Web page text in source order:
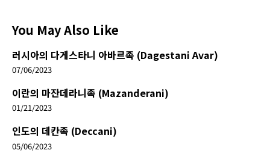
You May Also Like
러시아의 다게스타니 아바르족 (Dagestani Avar)
07/06/2023
이란의 마잔데라니족 (Mazanderani)
01/21/2023
인도의 데칸족 (Deccani)
05/06/2023